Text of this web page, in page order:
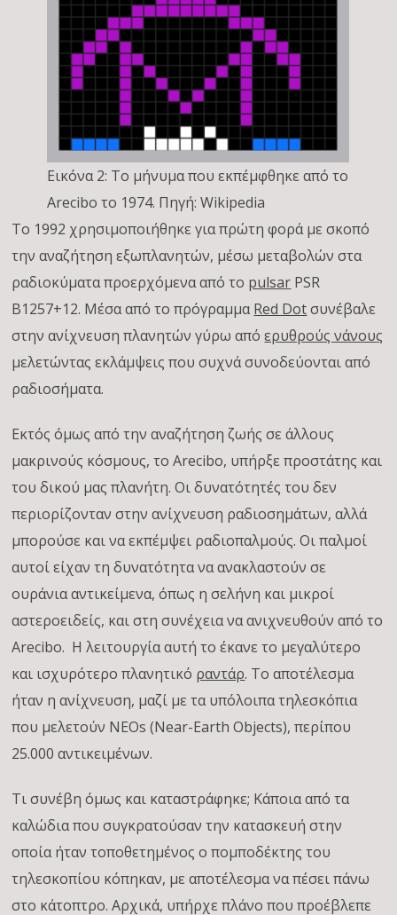
Εικόνα 2: Το μήνυμα που εκπέμφθηκε από το
Arecibo το 1974. Πηγή: Wikipedia
Το 1992 χρησιμοποιήθηκε για πρώτη φορά με σκοπό
την αναζήτηση εξωπλανητών, μέσω μεταβολών στα
ραδιοκύματα προερχόμενα από το pulsar PSR
B1257+12. Μέσα από το πρόγραμμαRed Dotσυνέβαλε
στην ανίχνευση πλανητών γύρω απόερυθρούς νάνους
μελετώντας εκλάμψεις που συχνά συνοδεύονται από
ραδιοσήματα.
Εκτός όμως από την αναζήτηση ζωής σε άλλους
μακρινούς κόσμους, το Arecibo, υπήρξε προστάτης και
του δικού μας πλανήτη. Οι δυνατότητές του δεν
περιορίζονταν στην ανίχνευση ραδιοσημάτων, αλλά
μπορούσε και να εκπέμψει ραδιοπαλμούς. Οι παλμοί
αυτοί είχαν τη δυνατότητα να ανακλαστούν σε
ουράνια αντικείμενα, όπως η σελήνη και μικροί
αστεροειδείς, και στη συνέχεια να ανιχνευθούν από το
Arecibo. Η λειτουργία αυτή το έκανε το μεγαλύτερο
και ισχυρότερο πλανητικό ραντάρ. Το αποτέλεσμα
ήταν η ανίχνευση, μαζί με τα υπόλοιπα τηλεσκόπια
που μελετούν NEOs (Near-Earth Objects), περίπου
25.000 αντικειμένων.
Τι συνέβη όμως και καταστράφηκε; Κάποια από τα
καλώδια που συγκρατούσαν την κατασκευή στην
οποία ήταν τοποθετημένος ο πομποδέκτης του
τηλεσκοπίου κόπηκαν, με αποτέλεσμα να πέσει πάνω
στο κάτοπτρο. Αρχικά, υπήρχε πλάνο που προέβλεπε